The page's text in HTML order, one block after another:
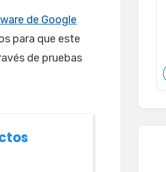
de Google
para que este
de pruebas